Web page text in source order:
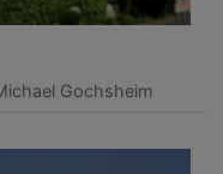
Gochsheim